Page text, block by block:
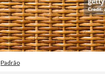
Padrão